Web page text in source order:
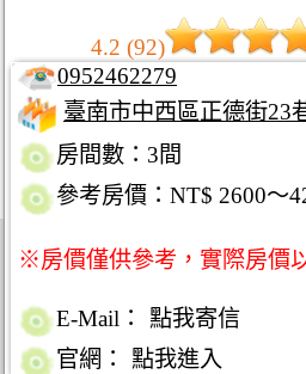
4.2 (92)
0952462279
臺南市中西區正德街23
房間數：3間
參考房價：NT$ 2600～
※房價僅供參考，實際房價
E-Mail：
點我寄信
官網：
點我進入